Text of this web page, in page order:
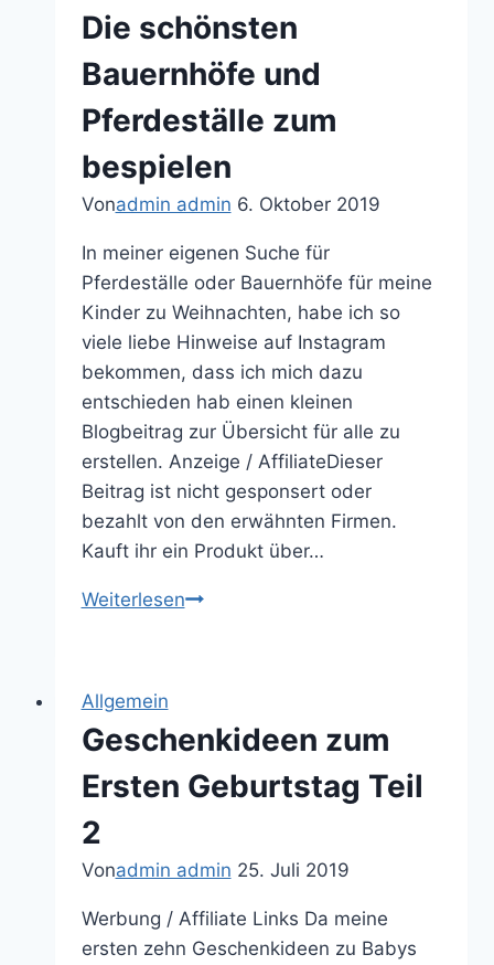
Die schönsten
Bauernhöfe und
Pferdeställe zum
bespielen
Vonadmin admin 6. Oktober 2019
In meiner eigenen Suche für
Pferdeställe oder Bauernhöfe für meine
Kinder zu Weihnachten, habe ich so
viele liebe Hinweise auf Instagram
bekommen, dass ich mich dazu
entschieden hab einen kleinen
Blogbeitrag zur Übersicht für alle zu
erstellen. Anzeige / AffiliateDieser
Beitrag ist nicht gesponsert oder
bezahlt von den erwähnten Firmen.
Kauft ihr ein Produkt über…
WeiterlesenDie
zum
bespielen
Allgemein
Geschenkideen zum
Ersten Geburtstag Teil
2
Vonadmin admin 25. Juli 2019
Werbung / Affiliate Links Da meine
ersten zehn Geschenkideen zu Babys